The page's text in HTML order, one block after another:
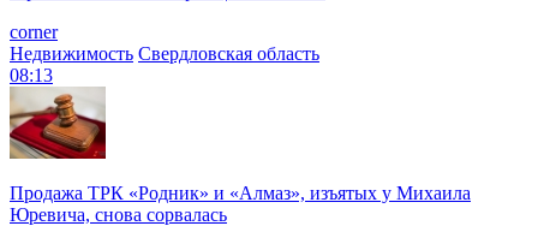
corner
Недвижимость Свердловская область
08:13
Продажа ТРК «Родник» и «Алмаз», изъятых у Михаила
Юревича, снова сорвалась